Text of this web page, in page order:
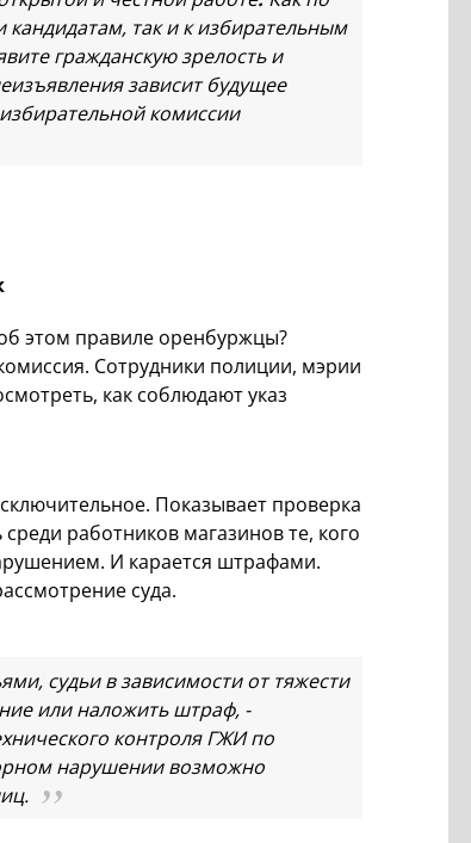
так и к избирательным
гражданскую зрелость и
зависит будущее
комиссии
этом правиле оренбуржцы?
Сотрудники полиции, мэрии
как соблюдают указ
Показывает проверка
работников магазинов те, кого
И карается штрафами.
суда.
судьи в зависимости от тяжести
или наложить штраф, -
контроля ГЖИ по
нарушении возможно